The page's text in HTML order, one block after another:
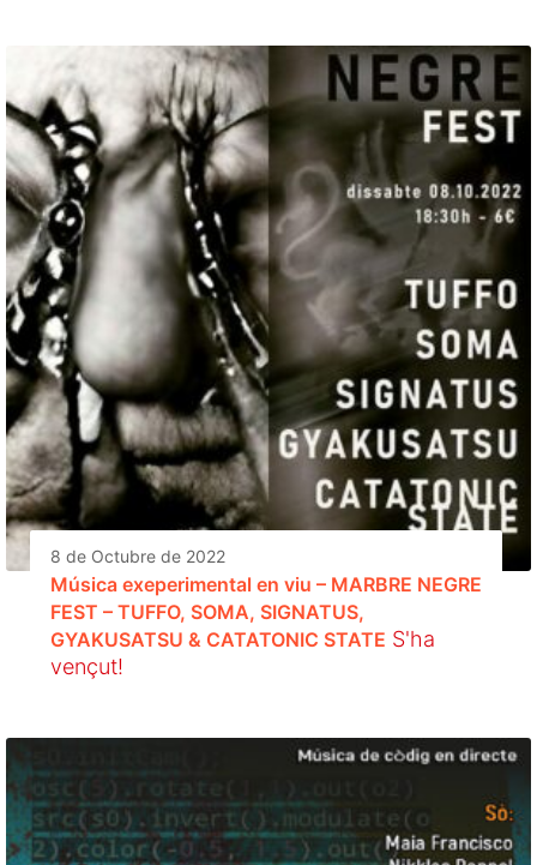
8 de Octubre de 2022
Música exeperimental en viu – MARBRE NEGRE
FEST – TUFFO, SOMA, SIGNATUS,
GYAKUSATSU & CATATONIC STATE S'ha
vençut!